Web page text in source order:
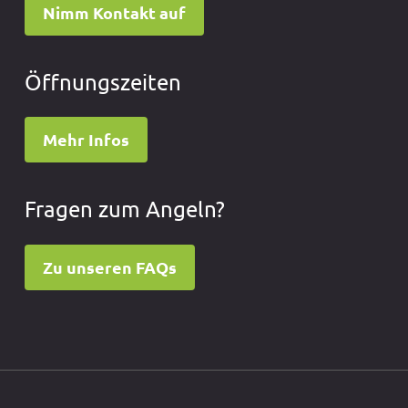
Nimm Kontakt auf
Öffnungszeiten
Mehr Infos
Fragen zum Angeln?
Zu unseren FAQs